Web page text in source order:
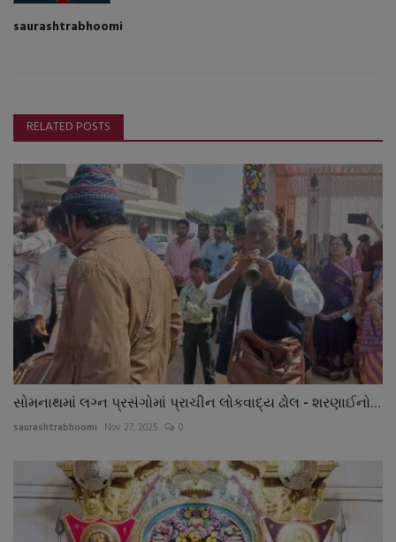
saurashtrabhoomi
RELATED POSTS
સોમનાથમાં લગ્ન પ્રસંગોમાં પ્રાચીન લોકવાદ્ય ઢોલ - શરણાઈનો...
saurashtrabhoomi Nov 27, 2025 0